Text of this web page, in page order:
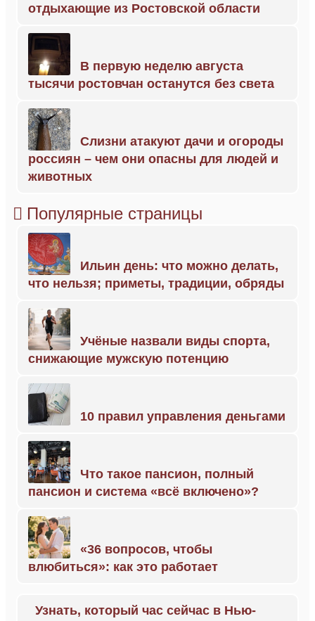
отдыхающие из Ростовской области
В первую неделю августа
тысячи ростовчан останутся без света
Слизни атакуют дачи и огороды
россиян – чем они опасны для людей и
животных
Популярные страницы
Ильин день: что можно делать,
что нельзя; приметы, традиции, обряды
Учёные назвали виды спорта,
снижающие мужскую потенцию
10 правил управления деньгами
Что такое пансион, полный
пансион и система «всё включено»?
«36 вопросов, чтобы
влюбиться»: как это работает
Узнать, который час сейчас в Нью-